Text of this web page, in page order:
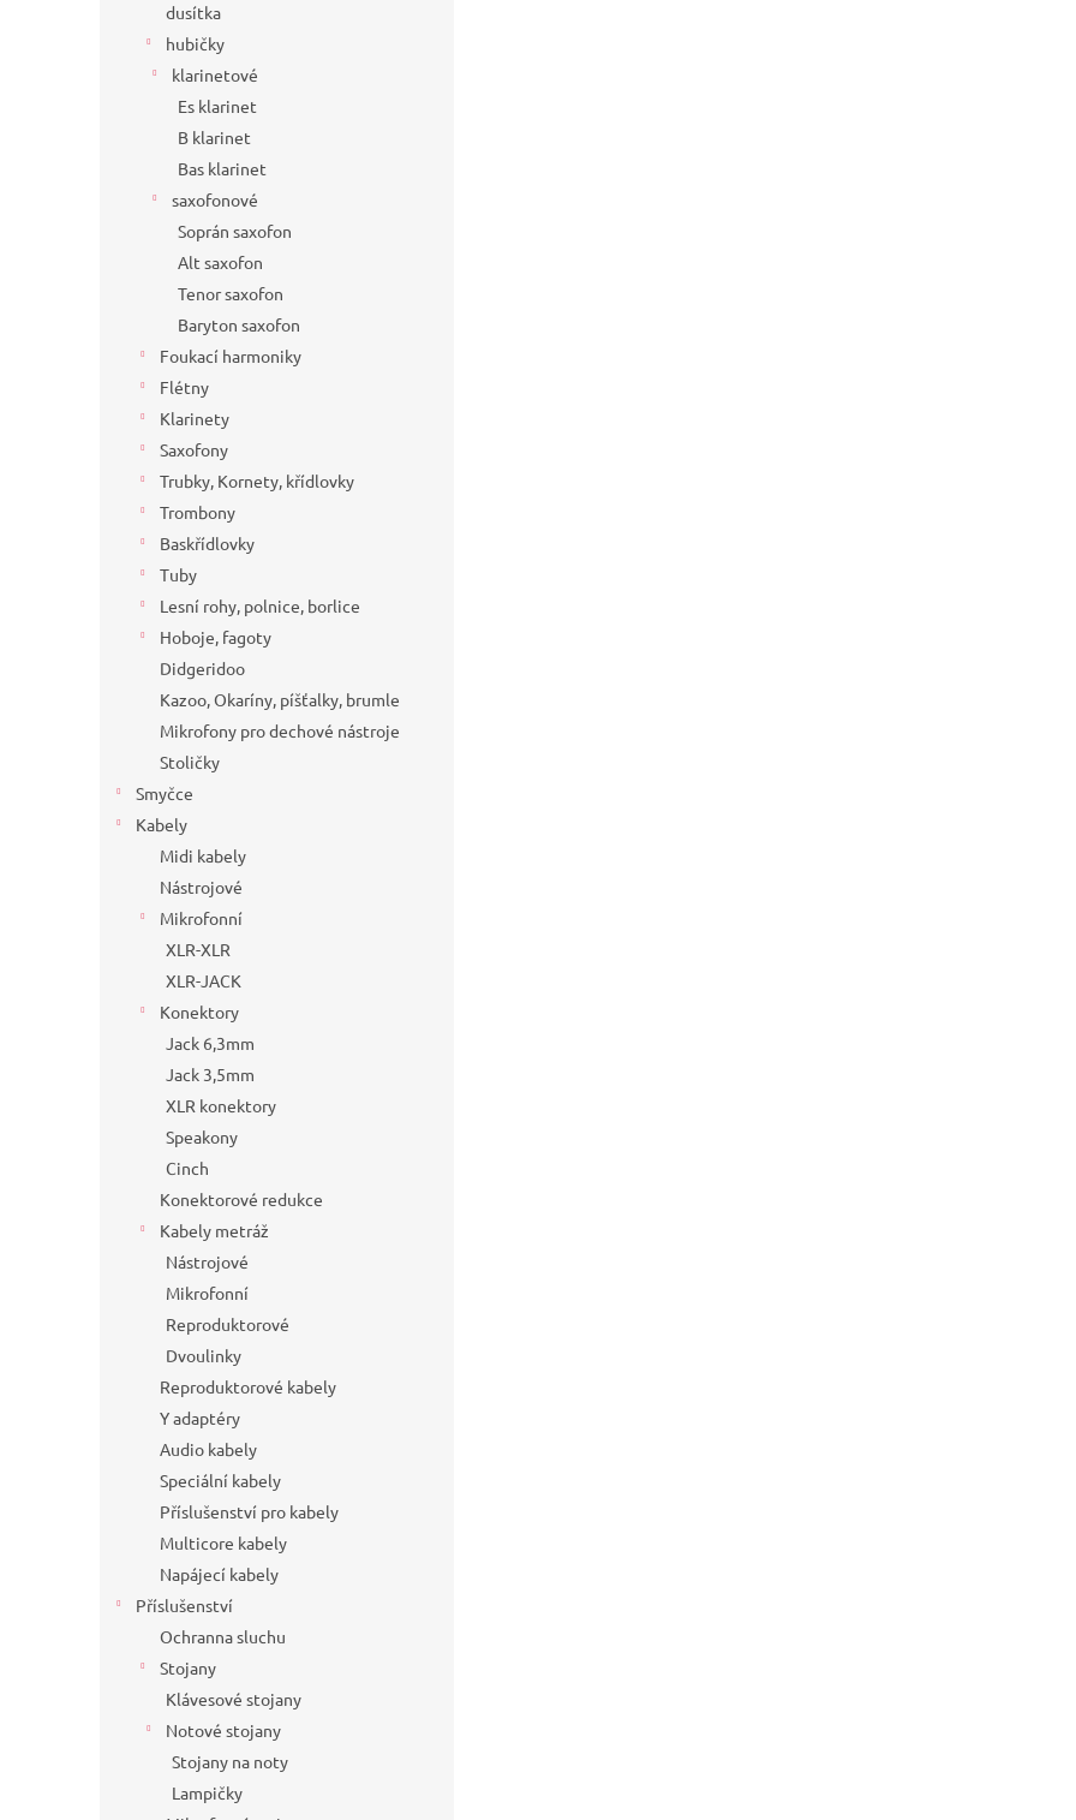
dusítka
hubičky
klarinetové
Es klarinet
B klarinet
Bas klarinet
saxofonové
Soprán saxofon
Alt saxofon
Tenor saxofon
Baryton saxofon
Foukací harmoniky
Flétny
Klarinety
Saxofony
Trubky, Kornety, křídlovky
Trombony
Baskřídlovky
Tuby
Lesní rohy, polnice, borlice
Hoboje, fagoty
Didgeridoo
Kazoo, Okaríny, píšťalky, brumle
Mikrofony pro dechové nástroje
Stoličky
Smyčce
Kabely
Midi kabely
Nástrojové
Mikrofonní
XLR-XLR
XLR-JACK
Konektory
Jack 6,3mm
Jack 3,5mm
XLR konektory
Speakony
Cinch
Konektorové redukce
Kabely metráž
Nástrojové
Mikrofonní
Reproduktorové
Dvoulinky
Reproduktorové kabely
Y adaptéry
Audio kabely
Speciální kabely
Příslušenství pro kabely
Multicore kabely
Napájecí kabely
Příslušenství
Ochranna sluchu
Stojany
Klávesové stojany
Notové stojany
Stojany na noty
Lampičky